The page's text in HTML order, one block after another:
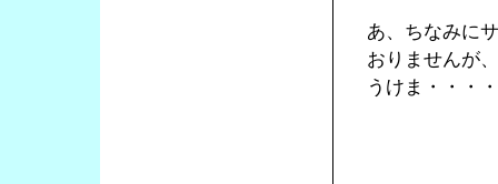
あ、ちなみに
おりませんが
うけま・・・